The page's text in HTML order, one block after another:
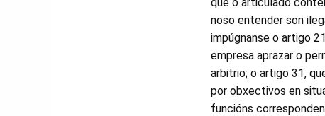
noso entender son
impúgnanse o artigo
empresa aprazar o
arbitrio; o artigo 31,
por obxectivos en
funcións